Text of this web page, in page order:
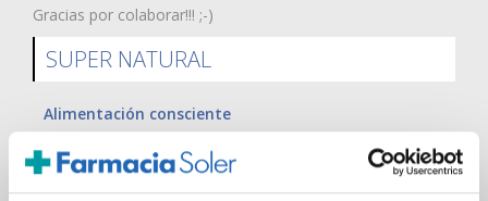
Gracias por colaborar!!! ;-)
SUPER NATURAL
Alimentación consciente
El Recetario Verde
Cosmética natural